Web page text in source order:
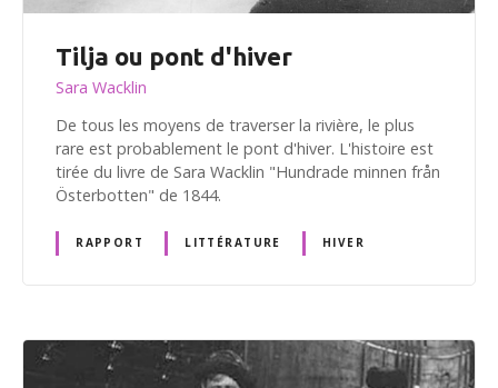
Tilja ou pont d'hiver
Sara Wacklin
De tous les moyens de traverser la rivière, le plus
rare est probablement le pont d'hiver. L'histoire est
tirée du livre de Sara Wacklin "Hundrade minnen från
Österbotten" de 1844.
RAPPORT LITTÉRATURE HIVER